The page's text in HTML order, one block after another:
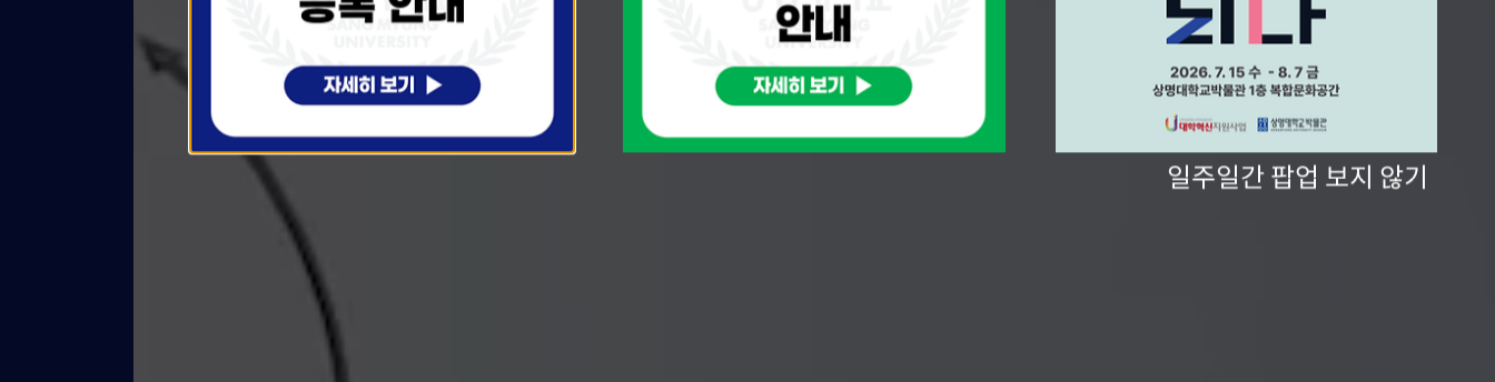
일주일간 팝업 보지 않기